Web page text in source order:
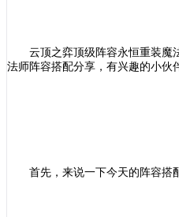
云顶之弈顶级阵容永恒重装魔
法师阵容搭配分享，有兴趣的小伙
首先，来说一下今天的阵容搭